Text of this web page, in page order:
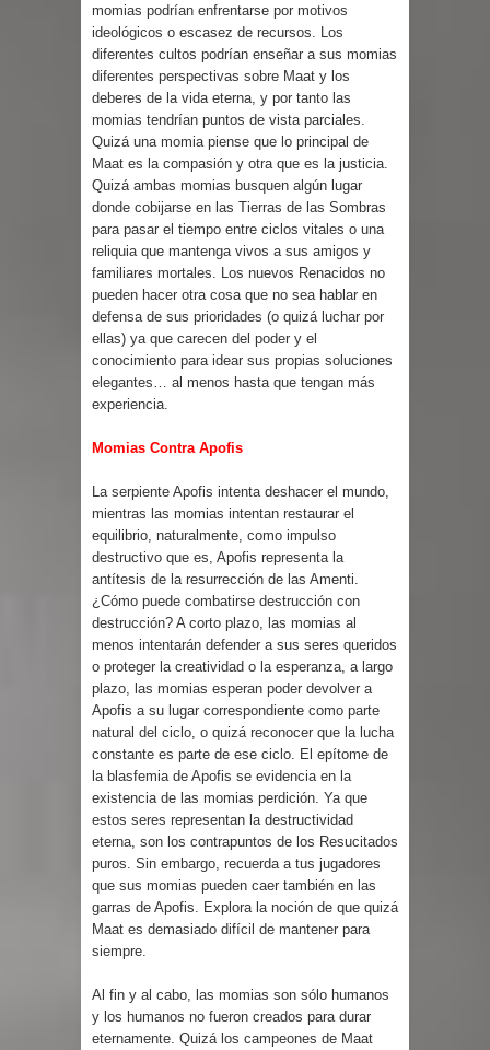
momias podrían enfrentarse por motivos
ideológicos o escasez de recursos. Los
diferentes cultos podrían enseñar a sus momias
diferentes perspectivas sobre Maat y los
deberes de la vida eterna, y por tanto las
momias tendrían puntos de vista parciales.
Quizá una momia piense que lo principal de
Maat es la compasión y otra que es la justicia.
Quizá ambas momias busquen algún lugar
donde cobijarse en las Tierras de las Sombras
para pasar el tiempo entre ciclos vitales o una
reliquia que mantenga vivos a sus amigos y
familiares mortales. Los nuevos Renacidos no
pueden hacer otra cosa que no sea hablar en
defensa de sus prioridades (o quizá luchar por
ellas) ya que carecen del poder y el
conocimiento para idear sus propias soluciones
elegantes… al menos hasta que tengan más
experiencia.
Momias Contra Apofis
La serpiente Apofis intenta deshacer el mundo,
mientras las momias intentan restaurar el
equilibrio, naturalmente, como impulso
destructivo que es, Apofis representa la
antítesis de la resurrección de las Amenti.
¿Cómo puede combatirse destrucción con
destrucción? A corto plazo, las momias al
menos intentarán defender a sus seres queridos
o proteger la creatividad o la esperanza, a largo
plazo, las momias esperan poder devolver a
Apofis a su lugar correspondiente como parte
natural del ciclo, o quizá reconocer que la lucha
constante es parte de ese ciclo. El epítome de
la blasfemia de Apofis se evidencia en la
existencia de las momias perdición. Ya que
estos seres representan la destructividad
eterna, son los contrapuntos de los Resucitados
puros. Sin embargo, recuerda a tus jugadores
que sus momias pueden caer también en las
garras de Apofis. Explora la noción de que quizá
Maat es demasiado difícil de mantener para
siempre.
Al fin y al cabo, las momias son sólo humanos
y los humanos no fueron creados para durar
eternamente. Quizá los campeones de Maat